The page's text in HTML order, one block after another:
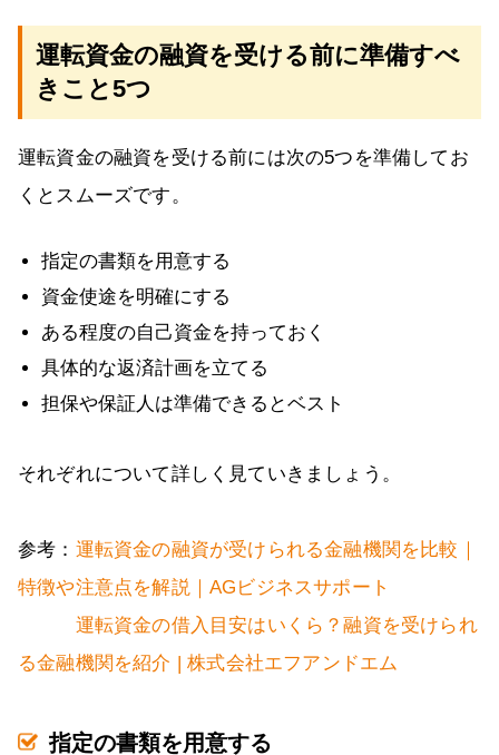
運転資金の融資を受ける前に準備すべ
きこと5つ
運転資金の融資を受ける前には次の5つを準備してお
くとスムーズです。
指定の書類を用意する
資金使途を明確にする
ある程度の自己資金を持っておく
具体的な返済計画を立てる
担保や保証人は準備できるとベスト
それぞれについて詳しく見ていきましょう。
参考： 運転資金の融資が受けられる金融機関を比較｜
特徴や注意点を解説｜AGビジネスサポート
運転資金の借入目安はいくら？融資を受けられ
る金融機関を紹介 | 株式会社エフアンドエム
指定の書類を用意する